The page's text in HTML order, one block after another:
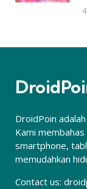
DroidPoin
Kami
smartphone,
memudahkan
Contact us: